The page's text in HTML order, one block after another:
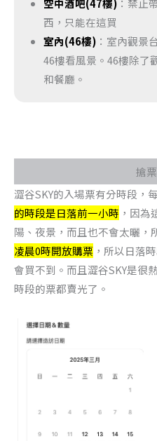
空中酒吧(47樓)：禁止
西，只能在這買
室內(46樓)：室內觀景
46樓看風景。46樓除了
和餐廳。
搶
澀谷SKY的入場票有分時段，
的時段是日落前一小時 ，因為
陽、夜景，而且也不會太曬，
凌晨0時開放購票 ，所以日落
會買不到。而且澀谷SKY是很
時段的票都賣光了。